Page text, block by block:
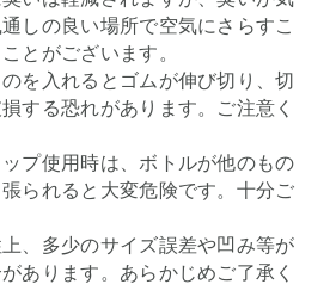
しの良い場所で空気にさらすこ
とがございます。
を入れるとゴムが伸び切り、切
する恐れがあります。ご注意く
プ使用時は、ボトルが他のもの
られると大変危険です。十分ご
、多少のサイズ誤差や凹み等が
あります。あらかじめご了承く